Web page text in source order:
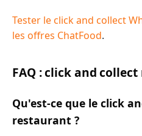
Tester le click and collect
les offres ChatFood.
FAQ : click and
Qu'est-ce que le click
restaurant ?